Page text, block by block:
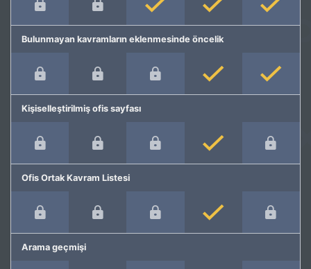
Bulunmayan kavramların eklenmesinde öncelik
Kişiselleştirilmiş ofis sayfası
Ofis Ortak Kavram Listesi
Arama geçmişi